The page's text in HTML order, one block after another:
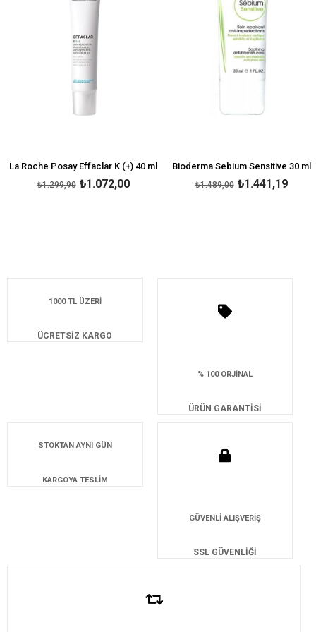
La Roche Posay Effaclar K (+) 40 ml
₺1.072,00
₺1.299,90
Bioderma Sebium Sensitive 30 ml
₺1.441,19
₺1.489,00
1000 TL ÜZERİ
ÜCRETSİZ KARGO
% 100 ORJİNAL
ÜRÜN GARANTİSİ
STOKTAN AYNI GÜN
KARGOYA TESLİM
GÜVENLİ ALIŞVERİŞ
SSL GÜVENLİĞİ